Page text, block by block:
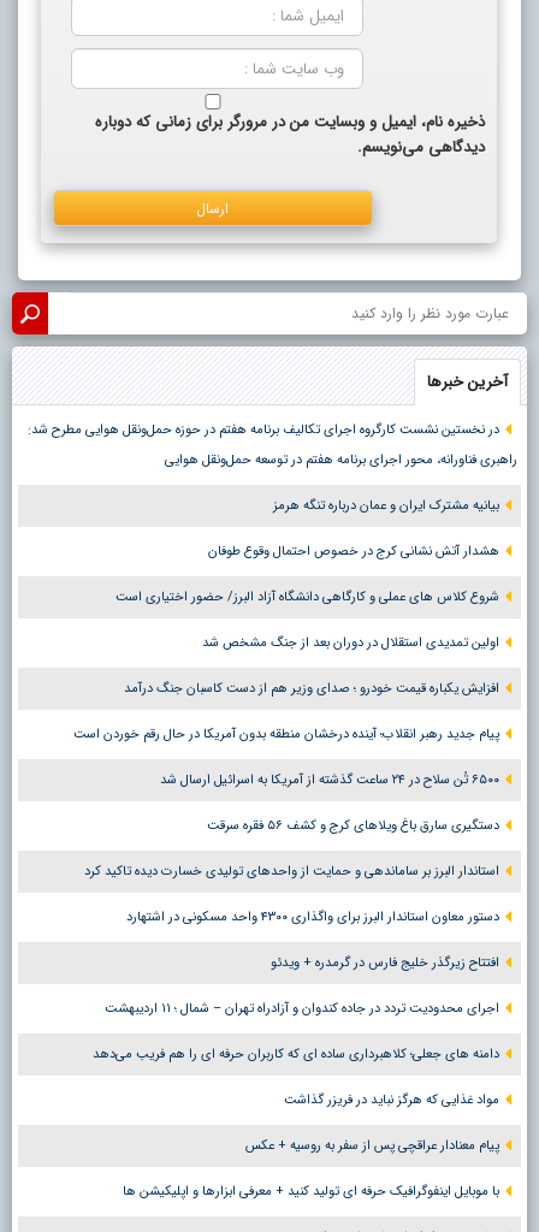
ذخیره نام، ایمیل و وبسایت من در مرورگر برای زمانی که دوباره
دیدگاهی می‌نویسم.
آخرین خبرها
در نخستین نشست کارگروه اجرای تکالیف برنامه هفتم در حوزه حمل‌ونقل هوایی مطرح شد:
راهبری فناورانه، محور اجرای برنامه هفتم در توسعه حمل‌ونقل هوایی
بیانیه مشترک ایران و عمان درباره تنگه هرمز
هشدار آتش نشانی کرج در خصوص احتمال وقوع طوفان
شروع کلاس های عملی و کارگاهی دانشگاه آزاد البرز/ حضور اختیاری است
اولین تمدیدی استقلال در دوران بعد از جنگ مشخص شد
افزایش یکباره قیمت خودرو ؛ صدای وزیر هم از دست کاسبان جنگ درآمد
پیام جدید رهبر انقلاب؛ آینده درخشان منطقه بدون آمریکا در حال رقم خوردن است
۶۵۰۰ تُن سلاح در ۲۴ ساعت گذشته از آمریکا به اسرائیل ارسال شد
دستگیری سارق باغ ویلاهای کرج و کشف ۵۶ فقره سرقت
استاندار البرز بر ساماندهی و حمایت از واحدهای تولیدی خسارت دیده تاکید کرد
دستور معاون استاندار البرز برای واگذاری ۴۳۰۰ واحد مسکونی در اشتهارد
افتتاح زیرگذر خلیج فارس در گرمدره + ویدئو
اجرای محدودیت تردد در جاده کندوان و آزادراه تهران – شمال ؛ ١١ اردیبهشت
دامنه های جعلی؛ کلاهبرداری ساده ای که کاربران حرفه ای را هم فریب می‌دهد
مواد غذایی که هرگز نباید در فریزر گذاشت
پیام معنادار عراقچی پس از سفر به روسیه + عکس
با موبایل اینفوگرافیک حرفه ای تولید کنید + معرفی ابزارها و اپلیکیشن ها